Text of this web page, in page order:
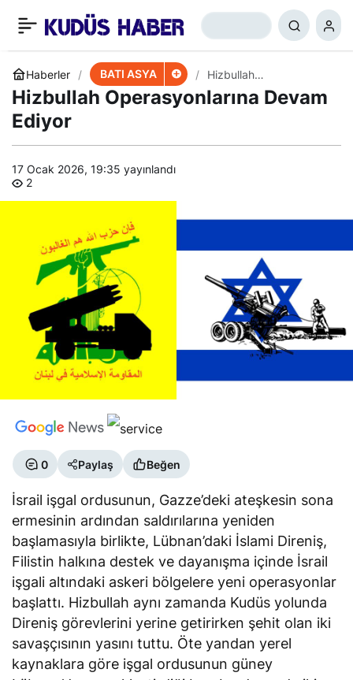
Haberler BATI ASYA
Hizbullah
Operasyonlarına Devam
Ediyor
Hizbullah Operasyonlarına Devam
Ediyor
17 Ocak 2026, 19:35 yayınlandı
2
0 Paylaş Beğen
İsrail işgal ordusunun, Gazze’deki ateşkesin sona
ermesinin ardından saldırılarına yeniden
başlamasıyla birlikte, Lübnan’daki İslami Direniş,
Filistin halkına destek ve dayanışma içinde İsrail
işgali altındaki askeri bölgelere yeni operasyonlar
başlattı. Hizbullah aynı zamanda Kudüs yolunda
Direniş görevlerini yerine getirirken şehit olan iki
savaşçısının yasını tuttu. Öte yandan yerel
kaynaklara göre işgal ordusunun güney
Batı Şeria’dan Çatışma: 2
Şehit
+ 0 Paylaş